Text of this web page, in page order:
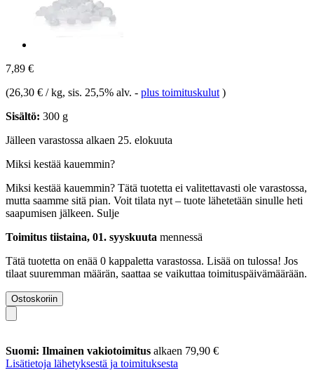
7,89 €
(26,30 € / kg, sis. 25,5% alv. - plus toimituskulut )
Sisältö: 300 g
Jälleen varastossa alkaen 25. elokuuta
Miksi kestää kauemmin?
Miksi kestää kauemmin? Tätä tuotetta ei valitettavasti ole varastossa,
mutta saamme sitä pian. Voit tilata nyt – tuote lähetetään sinulle heti
saapumisen jälkeen. Sulje
Toimitus tiistaina, 01. syyskuuta mennessä
Tätä tuotetta on enää 0 kappaletta varastossa. Lisää on tulossa! Jos
tilaat suuremman määrän, saattaa se vaikuttaa toimituspäivämäärään.
Ostoskoriin
Suomi: Ilmainen vakiotoimitus alkaen 79,90 €
Lisätietoja lähetyksestä ja toimituksesta